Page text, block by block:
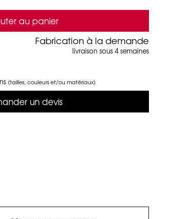
au panier
Fabrication à la demande
livraison sous 4 semaines
(tailles, couleurs et/ou matériaux)
un devis